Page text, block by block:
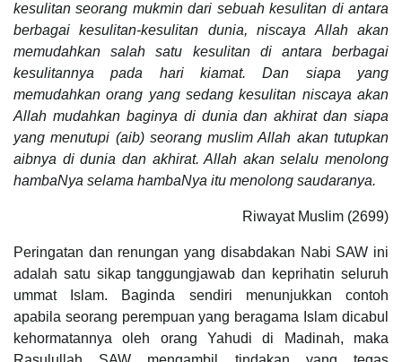
kesulitan seorang mukmin dari sebuah kesulitan di antara
berbagai kesulitan-kesulitan dunia, niscaya Allah akan
memudahkan salah satu kesulitan di antara berbagai
kesulitannya pada hari kiamat. Dan siapa yang
memudahkan orang yang sedang kesulitan niscaya akan
Allah mudahkan baginya di dunia dan akhirat dan siapa
yang menutupi (aib) seorang muslim Allah akan tutupkan
aibnya di dunia dan akhirat. Allah akan selalu menolong
hambaNya selama hambaNya itu menolong saudaranya.
Riwayat Muslim (2699)
Peringatan dan renungan yang disabdakan Nabi SAW ini
adalah satu sikap tanggungjawab dan keprihatin seluruh
ummat Islam. Baginda sendiri menunjukkan contoh
apabila seorang perempuan yang beragama Islam dicabul
kehormatannya oleh orang Yahudi di Madinah, maka